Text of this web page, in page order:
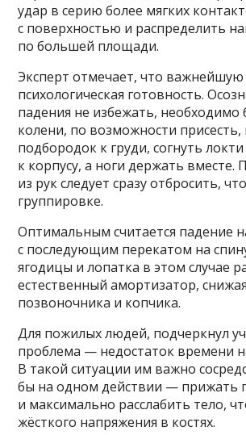
удар в серию более мягких
с поверхностью и распределить
по большей площади.
Эксперт отмечает, что важнейшую
психологическая готовность.
падения не избежать, необходимо
колени, по возможности
подбородок к груди, согнуть
к корпусу, а ноги держать вместе.
из рук следует сразу отбросить,
группировке.
Оптимальным считается падение
с последующим перекатом на
ягодицы и лопатка в этом случае
естественный амортизатор,
позвоночника и копчика.
Для пожилых людей, подчеркнул
проблема — недостаток времени
В такой ситуации им важно
бы на одном действии — прижать
и максимально расслабить тело,
жёсткого напряжения в костях.